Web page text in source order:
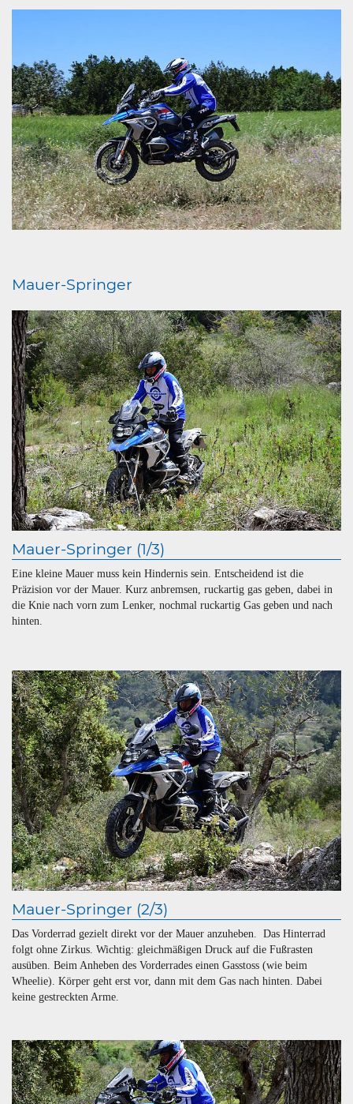
Mauer-Springer
Mauer-Springer (1/3)
Eine kleine Mauer muss kein Hindernis sein. Entscheidend ist die
Präzision vor der Mauer. Kurz anbremsen, ruckartig gas geben, dabei in
die Knie nach vorn zum Lenker, nochmal ruckartig Gas geben und nach
hinten.
Mauer-Springer (2/3)
Das Vorderrad gezielt direkt vor der Mauer anzuheben. Das Hinterrad
folgt ohne Zirkus. Wichtig: gleichmäßigen Druck auf die Fußrasten
ausüben. Beim Anheben des Vorderrades einen Gasstoss (wie beim
Wheelie). Körper geht erst vor, dann mit dem Gas nach hinten. Dabei
keine gestreckten Arme.